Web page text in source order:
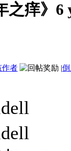
之痒》
作者 |